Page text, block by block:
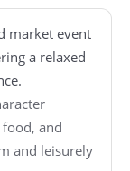
market event
a relaxed
and
and leisurely